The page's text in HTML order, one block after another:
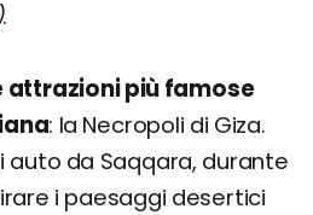
.
attrazioni più famose
: la Necropoli di Giza.
auto da Saqqara, durante
i paesaggi desertici